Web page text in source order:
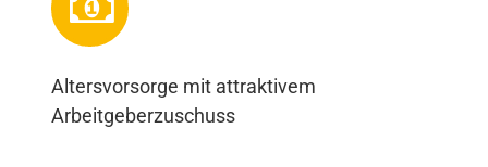
Altersvorsorge mit attraktivem
Arbeitgeberzuschuss